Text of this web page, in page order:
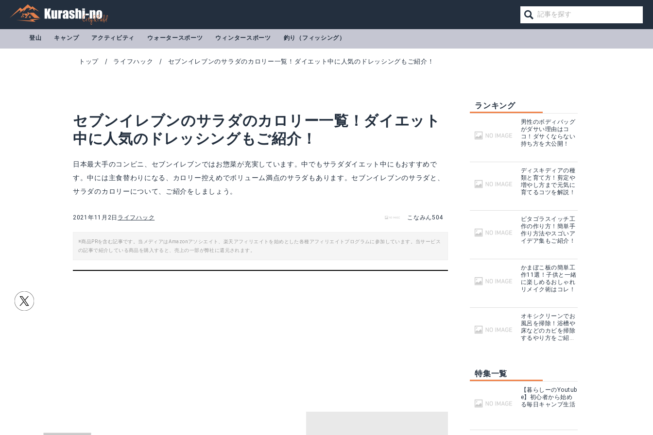
登山 キャンプ アクティビティ ウォータースポーツ ウィンタースポーツ 釣り（フィッシング）
トップ ライフハック セブンイレブンのサラダのカロリー一覧！ダイエット中に人気のドレッシングもご紹介！
セブンイレブンのサラダのカロリー一覧！ダイエット
中に人気のドレッシングもご紹介！
日本最大手のコンビニ、セブンイレブンではお惣菜が充実しています。中でもサラダダイエット中にもおすすめで
す。中には主食替わりになる、カロリー控えめでボリューム満点のサラダもあります。セブンイレブンのサラダと、
サラダのカロリーについて、ご紹介をしましょう。
2021年11月2日 ライフハック こなみん504
※商品PRを含む記事です。当メディアはAmazonアソシエイト、楽天アフィリエイトを始めとした各種アフィリエイトプログラムに参加しています。当サービス
の記事で紹介している商品を購入すると、売上の一部が弊社に還元されます。
ランキング
男性のボディバッグ
がダサい理由はコ
コ！ダサくならない
持ち方を大公開！
ディスキディアの種
類と育て方！剪定や
増やし方まで元気に
育てるコツを解説！
ピタゴラスイッチ工
作の作り方！簡単手
作り方法やスゴいア
イデア集もご紹介！
かまぼこ板の簡単工
作11選！子供と一緒
に楽しめるおしゃれ
リメイク術はコレ！
オキシクリーンでお
風呂を掃除！浴槽や
床などのカビを掃除
するやり方をご紹
特集一覧
【暮らしーのYoutub
e】初心者から始め
る毎日キャンプ生活